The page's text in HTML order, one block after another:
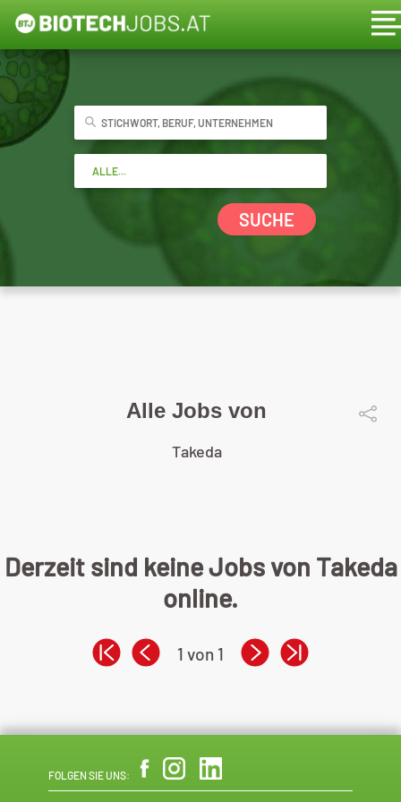
SUCHE
Alle Jobs von
Takeda
Derzeit sind keine Jobs von Takeda
online.
1 von 1
FOLGEN SIE UNS: